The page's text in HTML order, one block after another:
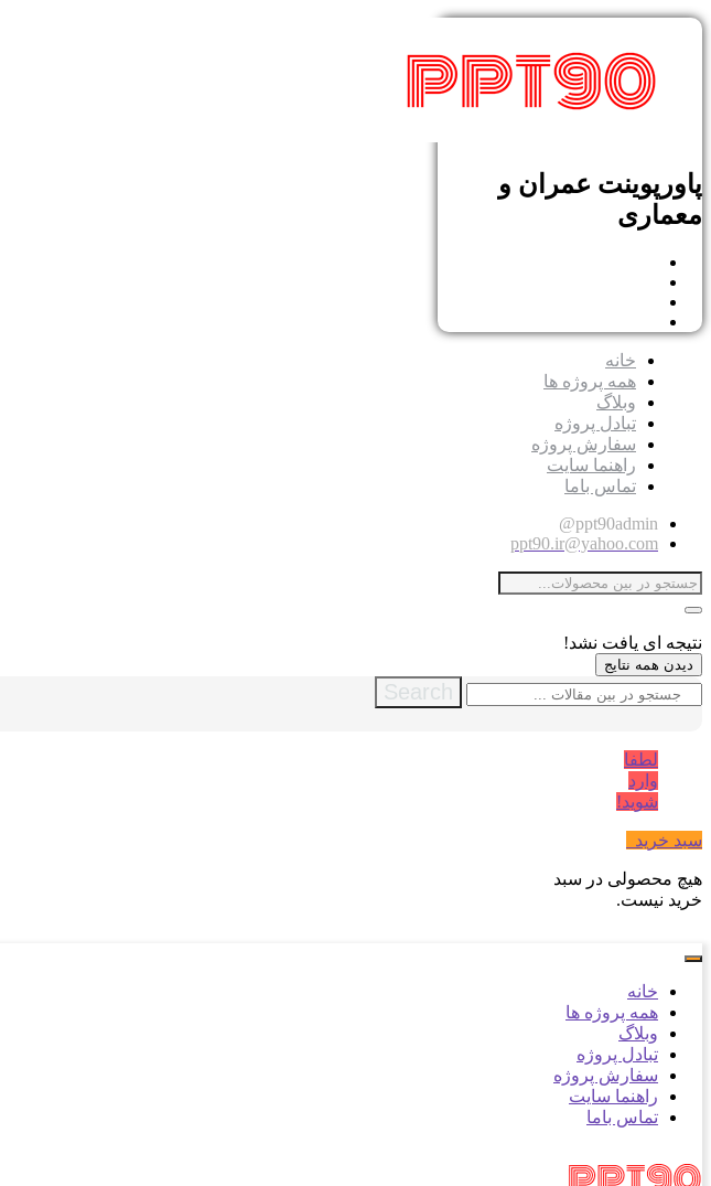
پاورپوینت عمران و
معماری
خانه
همه پروژه ها
وبلاگ
تبادل پروژه
سفارش پروژه
راهنما سایت
تماس باما
ppt90admin@
ppt90.ir@yahoo.com
نتیجه ای یافت نشد!
دیدن همه نتایج
Search
لطفا
وارد
شوید!
سبد خرید
هیچ محصولی در سبد
خرید نیست.
خانه
همه پروژه ها
وبلاگ
تبادل پروژه
سفارش پروژه
راهنما سایت
تماس باما